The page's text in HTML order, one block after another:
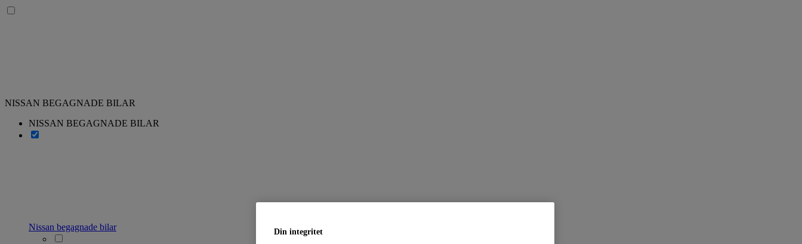
NISSAN BEGAGNADE BILAR
NISSAN BEGAGNADE BILAR
Nissan begagnade bilar Din integritet